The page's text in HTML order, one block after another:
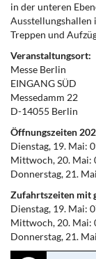
in der unteren
Ausstellungshallen
Treppen und
Veranstaltungsort:
Messe Berlin
EINGANG SÜD
Messedamm 22
D-14055 Berlin
Öffnungszeiten
Dienstag, 19. Mai:
Mittwoch, 20. Mai:
Donnerstag, 21.
Zufahrtszeiten mit
Dienstag, 19. Mai:
Mittwoch, 20. Mai:
Donnerstag, 21.